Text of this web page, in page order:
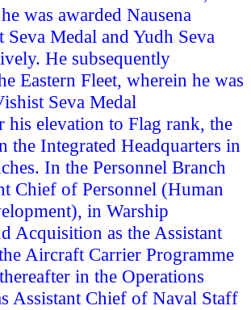
was awarded Nausena
Medal and Yudh Seva
He subsequently
Eastern Fleet, wherein he was
Seva Medal
his elevation to Flag rank, the
the Integrated Headquarters in
In the Personnel Branch
Chief of Personnel (Human
in Warship
Acquisition as the Assistant
Aircraft Carrier Programme
in the Operations
Assistant Chief of Naval Staff